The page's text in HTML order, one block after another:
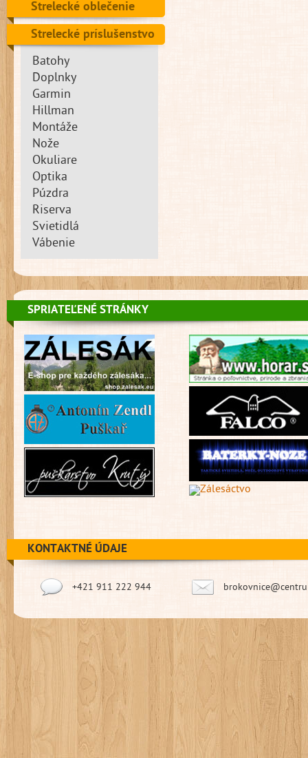
Strelecké oblečenie
Strelecké príslušenstvo
Batohy
Doplnky
Garmin
Hillman
Montáže
Nože
Okuliare
Optika
Púzdra
Riserva
Svietidlá
Vábenie
SPRIATEĽENÉ STRÁNKY
KONTAKTNÉ ÚDAJE
+421 911 222 944